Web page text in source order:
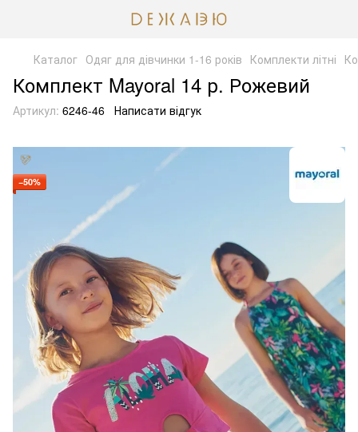
Каталог Одяг для дівчинки 1-16 років Комплекти літні
Комплект Mayoral 14 р. Рожевий
Артикул: 6246-46 Написати відгук
−50%